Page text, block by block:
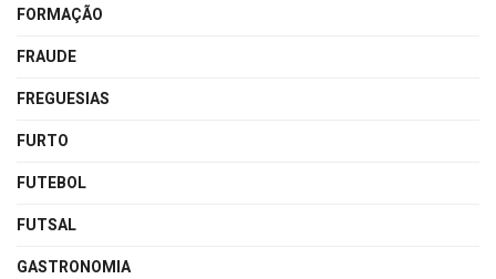
FORMAÇÃO
FRAUDE
FREGUESIAS
FURTO
FUTEBOL
FUTSAL
GASTRONOMIA